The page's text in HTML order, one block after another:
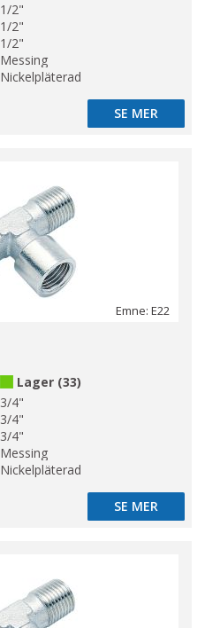
1/2"
1/2"
1/2"
Messing
Nickelpläterad
SE MER
SE MER
Emne: E22
Lager (33)
3/4"
3/4"
3/4"
Messing
Nickelpläterad
SE MER
SE MER